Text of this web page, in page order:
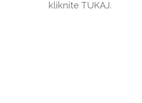
kliknite TUKAJ.